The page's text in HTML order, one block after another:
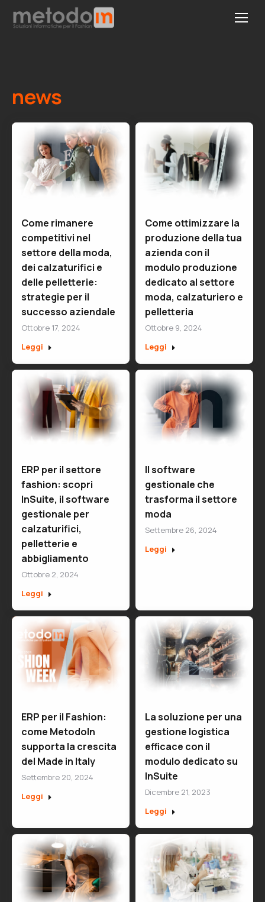
news
Come rimanere
competitivi nel
settore della moda,
dei calzaturifici e
delle pelletterie:
strategie per il
successo aziendale
Ottobre 17, 2024
Leggi
Come ottimizzare la
produzione della tua
azienda con il
modulo produzione
dedicato al settore
moda, calzaturiero e
pelletteria
Ottobre 9, 2024
Leggi
ERP per il settore
fashion: scopri
InSuite, il software
gestionale per
calzaturifici,
pelletterie e
abbigliamento
Ottobre 2, 2024
Leggi
Il software
gestionale che
trasforma il settore
moda
Settembre 26, 2024
Leggi
ERP per il Fashion:
come MetodoIn
supporta la crescita
del Made in Italy
Settembre 20, 2024
Leggi
La soluzione per una
gestione logistica
efficace con il
modulo dedicato su
InSuite
Dicembre 21, 2023
Leggi